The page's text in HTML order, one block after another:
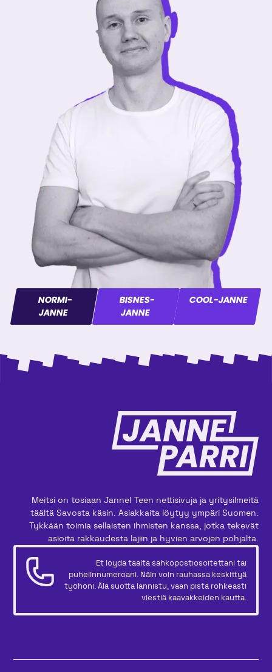
NORMI-
JANNE
BISNES-
JANNE
COOL-JANNE
Meitsi on tosiaan Janne! Teen nettisivuja ja yritysilmeitä
täältä Savosta käsin. Asiakkaita löytyy ympäri Suomen.
Tykkään toimia sellaisten ihmisten kanssa, jotka tekevät
asioita rakkaudesta lajiin ja hyvien arvojen pohjalta.
Et löydä täältä sähköpostiosoitettani tai
puhelinnumeroani. Näin voin rauhassa keskittyä
työhöni. Älä suotta lannistu, vaan pistä rohkeasti
viestiä kaavakkeiden kautta.